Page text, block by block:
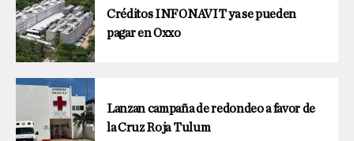
Créditos INFONAVIT ya se pueden
pagar en Oxxo
Lanzan campaña de redondeo a favor de
la Cruz Roja Tulum